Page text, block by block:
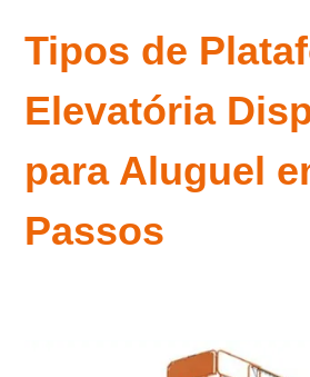
Tipos de
Elevatória
para Aluguel
Passos